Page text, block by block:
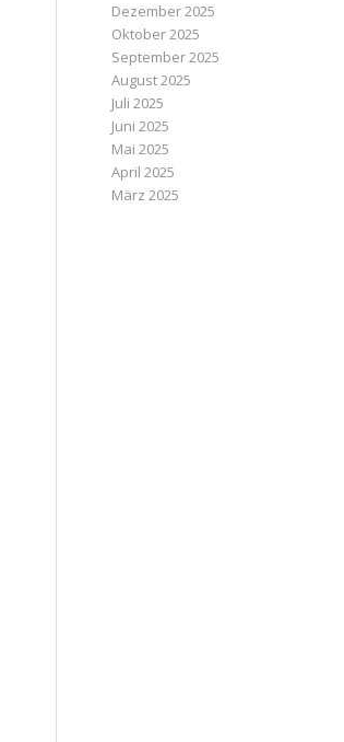
Dezember 2025
Oktober 2025
September 2025
August 2025
Juli 2025
Juni 2025
Mai 2025
April 2025
März 2025